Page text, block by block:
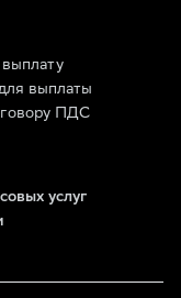
выплаты
ПДС
услуг